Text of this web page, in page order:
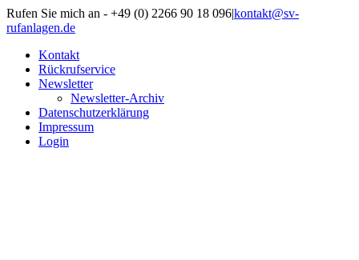
Zum
Inhalt
Rufen Sie mich an - +49 (0) 2266 90 18 096|kontakt@sv-
rufanlagen.de
Kontakt
Rückrufservice
Newsletter
Newsletter-Archiv
Datenschutzerklärung
Impressum
Login